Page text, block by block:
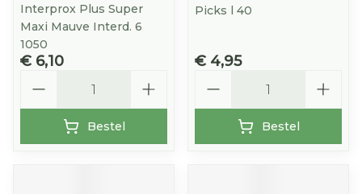
Interprox Plus Super
Maxi Mauve Interd. 6
1050
€ 6,10
Bestel
Picks l 40
€ 4,95
Bestel